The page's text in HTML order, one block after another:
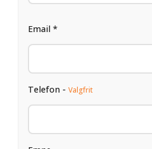
Email *
Telefon - Valgfrit